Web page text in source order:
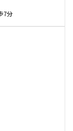
込みが
7分